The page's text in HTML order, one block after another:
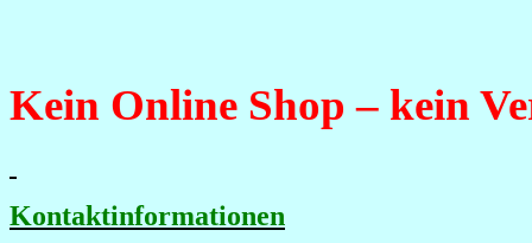
Kein Online Shop – kein
Kontaktinformationen